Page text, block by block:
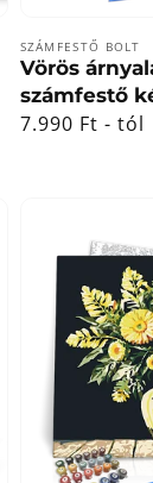
Forgalmazó:
SZÁMFESTŐ BOLT
Vörös
számfestő
Normál
7.990 Ft - tól